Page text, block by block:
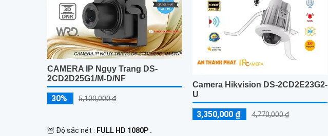
CAMERA IP Ngụy Trang DS-
2CD2D25G1/M-D/NF
30% 5,100,000 ₫
🦉 Độ sắc nét : FULL HD 1080P .
Camera Hikvision DS-2CD2E23G2-
U
3,350,000 ₫ 4,770,000 ₫